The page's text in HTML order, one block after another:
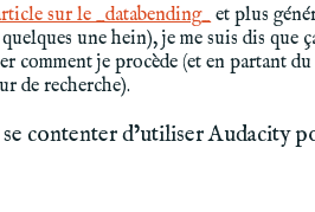
sur le _databending_et plus
une hein), je me suis dis
je procède (et en partant du
de recherche).
contenter d’utiliser Audacity